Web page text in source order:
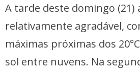
A tarde deste domingo (21)
relativamente agradável,
máximas próximas dos
sol entre nuvens. Na